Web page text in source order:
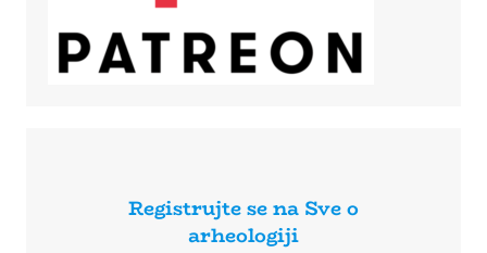
Registrujte se na Sve o
arheologiji